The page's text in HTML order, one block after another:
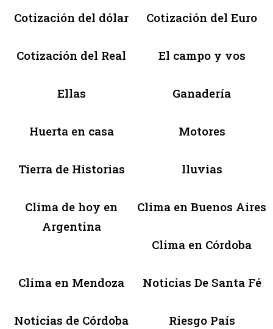
Cotización del dólar Cotización del Euro
Cotización del Real El campo y vos
Ellas Ganadería
Huerta en casa Motores
Tierra de Historias lluvias
Clima de hoy en
Argentina
Clima en Buenos Aires
Clima en Córdoba
Clima en Mendoza Noticias De Santa Fé
Noticias de Córdoba Riesgo País